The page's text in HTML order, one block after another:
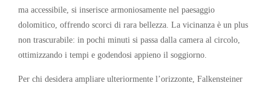
ma accessibile, si inserisce armoniosamente nel paesaggio
dolomitico, offrendo scorci di rara bellezza. La vicinanza è un plus
non trascurabile: in pochi minuti si passa dalla camera al circolo,
ottimizzando i tempi e godendosi appieno il soggiorno.
Per chi desidera ampliare ulteriormente l’orizzonte, Falkensteiner